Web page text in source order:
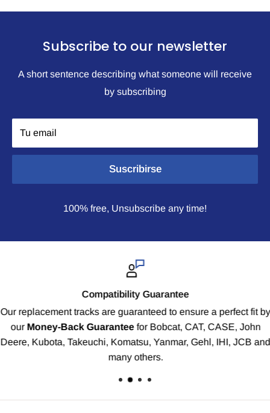
Subscribe to our newsletter
A short sentence describing what someone will receive
by subscribing
Tu email
Suscribirse
100% free, Unsubscribe any time!
Compatibility Guarantee
Our replacement tracks are guaranteed to ensure a perfect fit by
our Money-Back Guaranteefor Bobcat, CAT, CASE, John
Deere, Kubota, Takeuchi, Komatsu, Yanmar, Gehl, IHI, JCB and
many others.